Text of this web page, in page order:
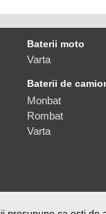
Baterii moto
Varta
Baterii de
Monbat
Rombat
Varta